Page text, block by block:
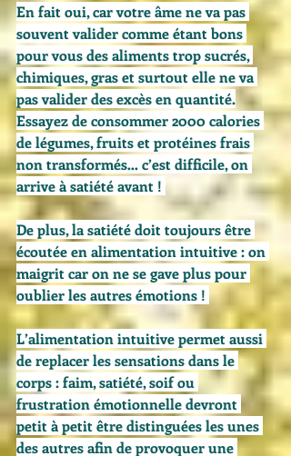
En fait oui, car votre âme ne va pas
souvent valider comme étant bons
pour vous des aliments trop sucrés,
chimiques, gras et surtout elle ne va
pas valider des excès en quantité.
Essayez de consommer 2000 calories
de légumes, fruits et protéines frais
non transformés… c’est difficile, on
arrive à satiété avant !
De plus, la satiété doit toujours être
écoutée en alimentation intuitive : on
maigrit car on ne se gave plus pour
oublier les autres émotions !
L’alimentation intuitive permet aussi
de replacer les sensations dans le
corps : faim, satiété, soif ou
frustration émotionnelle devront
petit à petit être distinguées les unes
des autres afin de provoquer une